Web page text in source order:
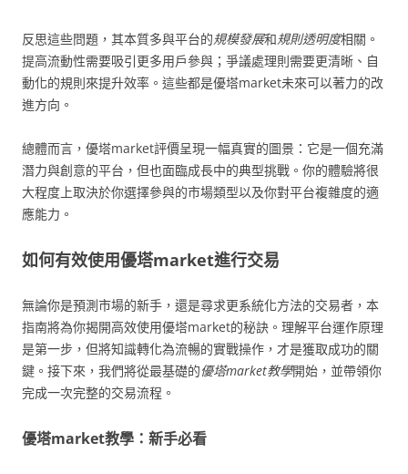
反思這些問題，其本質多與平台的規模發展和規則透明度相關。
提高流動性需要吸引更多用戶參與；爭議處理則需要更清晰、自
動化的規則來提升效率。這些都是優塔market未來可以著力的改
進方向。
總體而言，優塔market評價呈現一幅真實的圖景：它是一個充滿
潛力與創意的平台，但也面臨成長中的典型挑戰。你的體驗將很
大程度上取決於你選擇參與的市場類型以及你對平台複雜度的適
應能力。
如何有效使用優塔market進行交易
無論你是預測市場的新手，還是尋求更系統化方法的交易者，本
指南將為你揭開高效使用優塔market的秘訣。理解平台運作原理
是第一步，但將知識轉化為流暢的實戰操作，才是獲取成功的關
鍵。接下來，我們將從最基礎的優塔market教學開始，並帶領你
完成一次完整的交易流程。
優塔market教學：新手必看